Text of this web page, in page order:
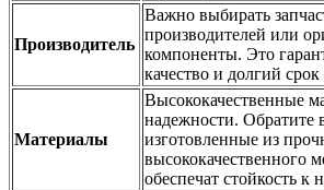
Производитель
Важно выбирать
производителей или
компоненты. Это
качество и долгий
Материалы
Высококачественные
надежности. Обратите
изготовленные из
высококачественного
обеспечат стойкость к